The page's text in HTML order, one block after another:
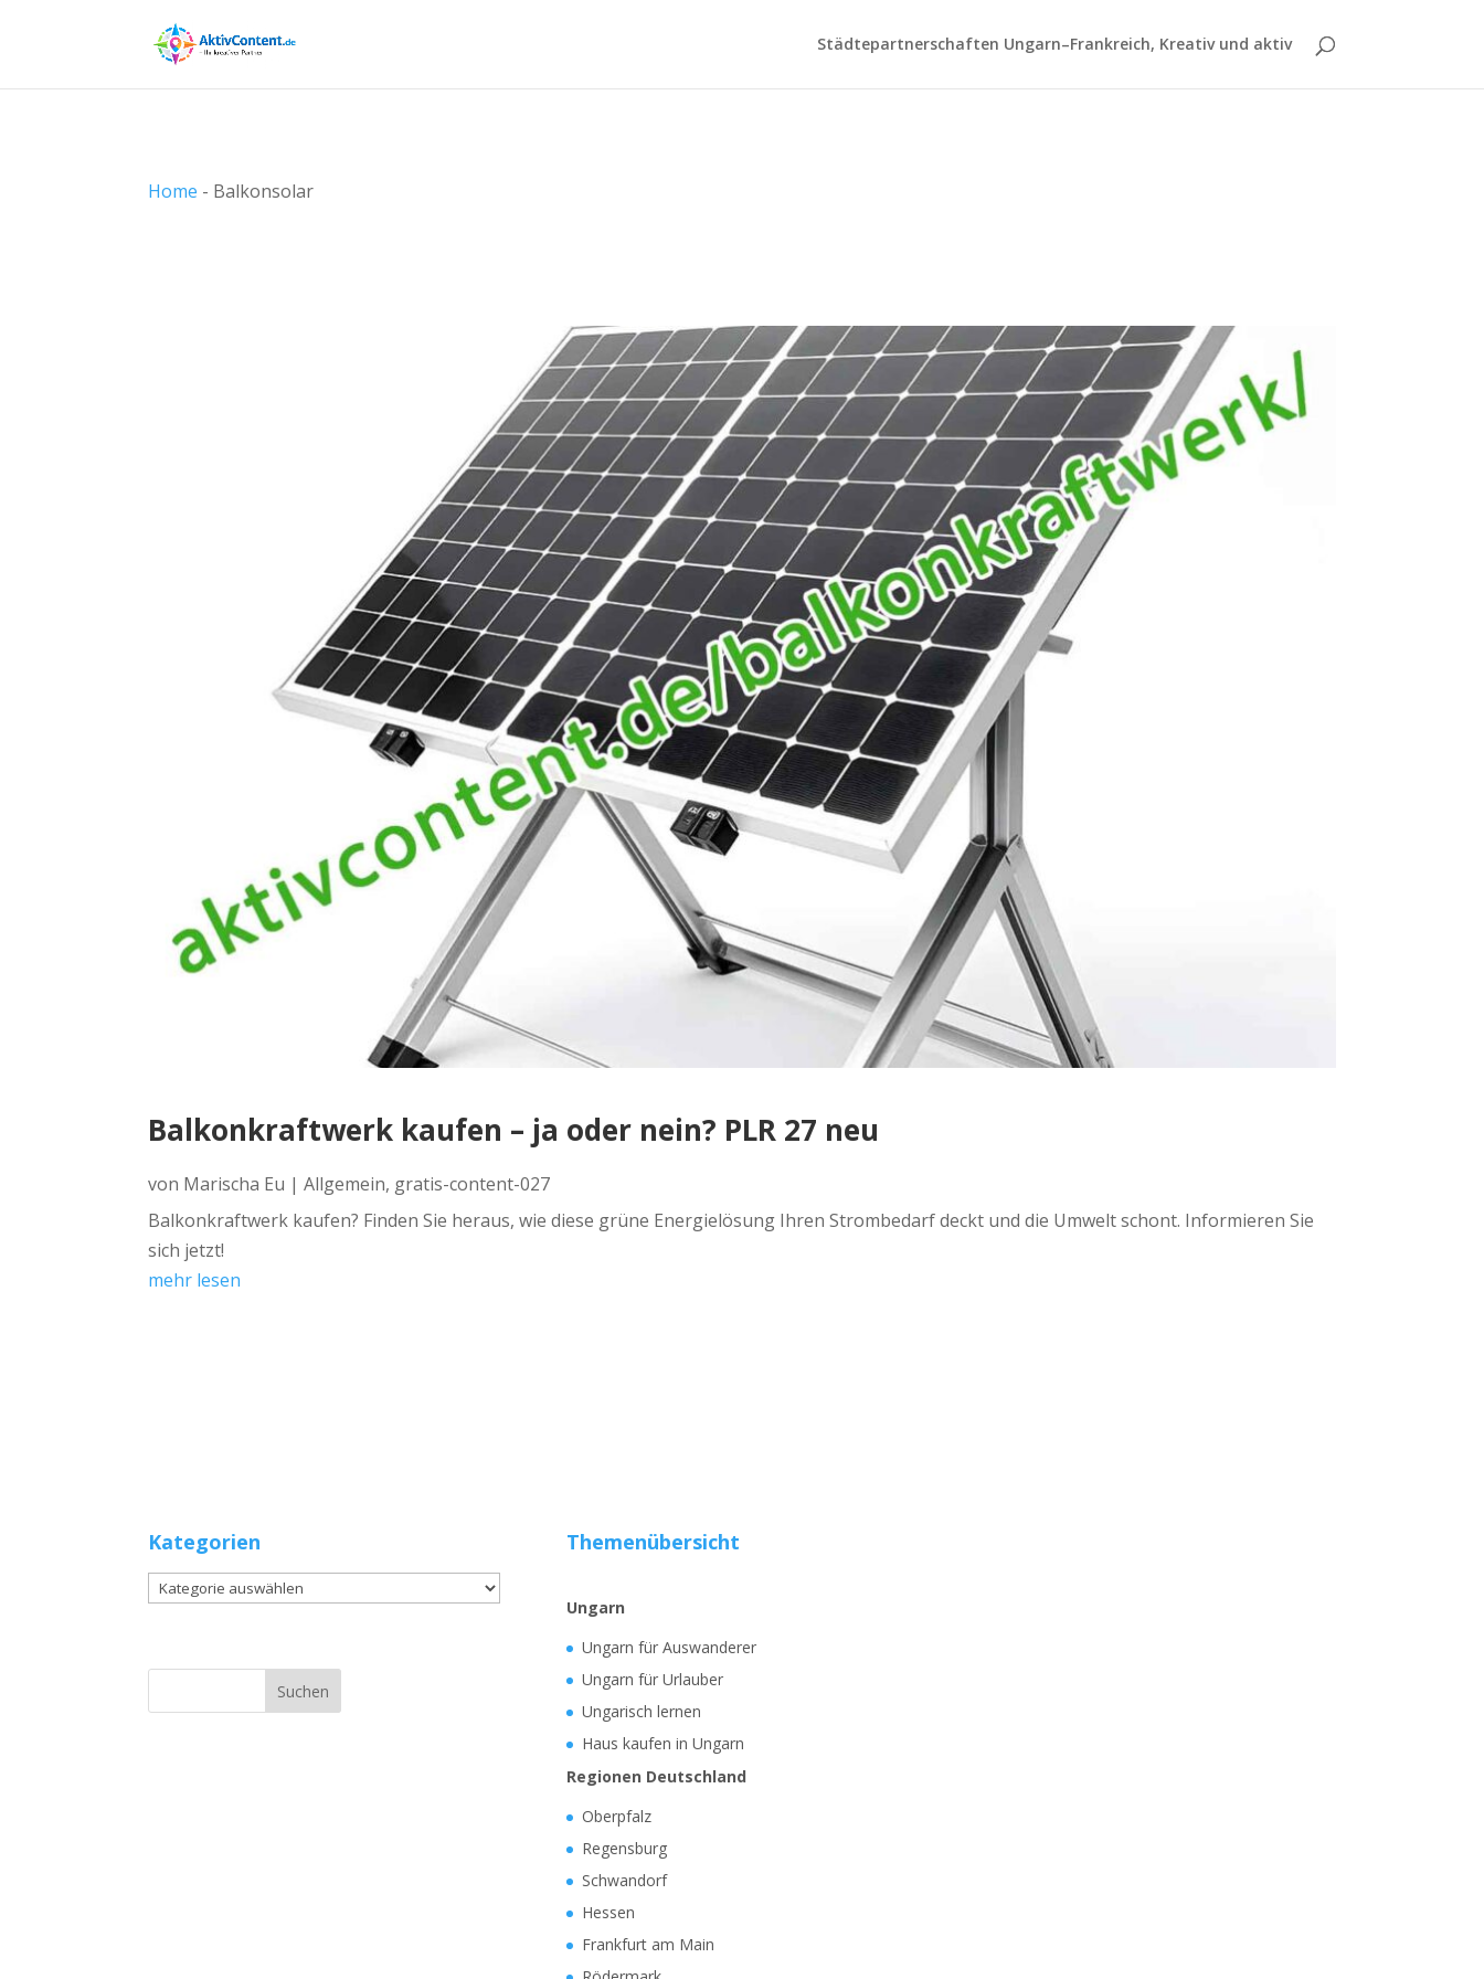
Städtepartnerschaften Ungarn–Frankreich, Kreativ und aktiv
Home - Balkonsolar
Balkonkraftwerk kaufen – ja oder nein? PLR 27 neu
von Marischa Eu |Allgemein, gratis-content-027
Balkonkraftwerk kaufen? Finden Sie heraus, wie diese grüne Energielösung Ihren Strombedarf deckt und die Umwelt schont. Informieren Sie
sich jetzt!
mehr lesen
Kategorien
Kategorien
Themenübersicht
Ungarn
Ungarn für Auswanderer
Ungarn für Urlauber
Ungarisch lernen
Haus kaufen in Ungarn
Regionen Deutschland
Oberpfalz
Regensburg
Schwandorf
Hessen
Frankfurt am Main